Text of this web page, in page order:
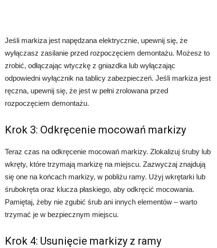
Jeśli markiza jest napędzana elektrycznie, upewnij się, że
wyłączasz zasilanie przed rozpoczęciem demontażu. Możesz to
zrobić, odłączając wtyczkę z gniazdka lub wyłączając
odpowiedni wyłącznik na tablicy zabezpieczeń. Jeśli markiza jest
ręczna, upewnij się, że jest w pełni zrolowana przed
rozpoczęciem demontażu.
Krok 3: Odkręcenie mocowań markizy
Teraz czas na odkręcenie mocowań markizy. Zlokalizuj śruby lub
wkręty, które trzymają markizę na miejscu. Zazwyczaj znajdują
się one na końcach markizy, w pobliżu ramy. Użyj wkrętarki lub
śrubokręta oraz klucza płaskiego, aby odkręcić mocowania.
Pamiętaj, żeby nie zgubić śrub ani innych elementów – warto
trzymać je w bezpiecznym miejscu.
Krok 4: Usunięcie markizy z ramy